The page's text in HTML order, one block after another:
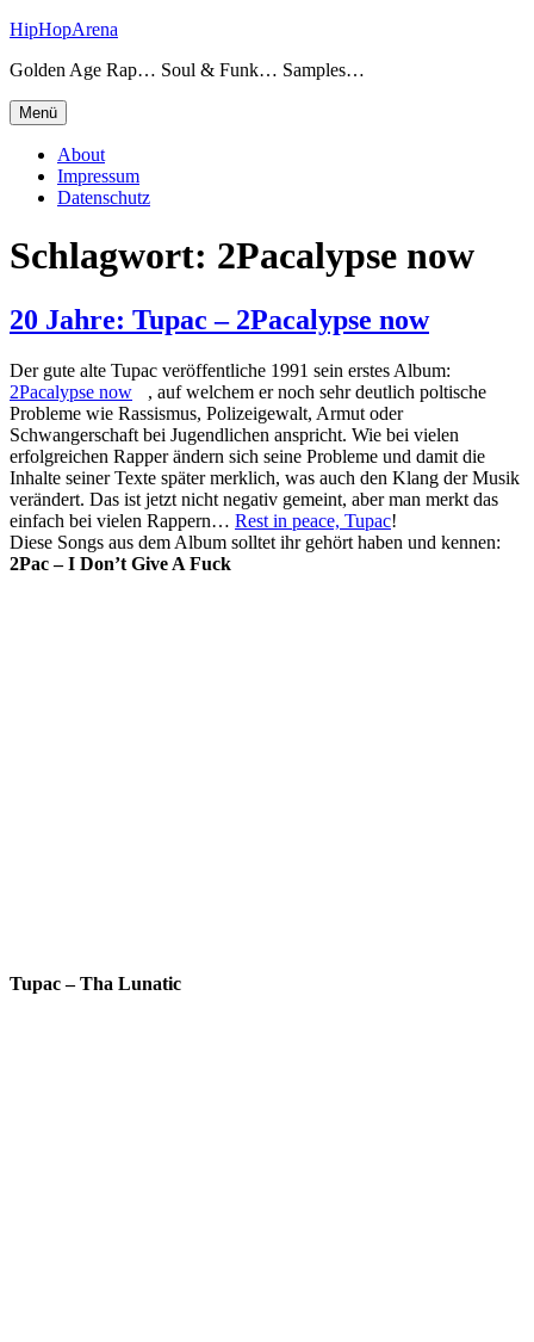
Zum
springen
HipHopArena
Golden Age Rap… Soul & Funk… Samples…
Menü
About
Impressum
Datenschutz
Schlagwort: 2Pacalypse now
20 Jahre: Tupac – 2Pacalypse now
Der gute alte Tupac veröffentliche 1991 sein erstes Album:
2Pacalypse now
, auf welchem er noch sehr deutlich poltische
Probleme wie Rassismus, Polizeigewalt, Armut oder
Schwangerschaft bei Jugendlichen anspricht. Wie bei vielen
erfolgreichen Rapper ändern sich seine Probleme und damit die
Inhalte seiner Texte später merklich, was auch den Klang der Musik
verändert. Das ist jetzt nicht negativ gemeint, aber man merkt das
einfach bei vielen Rappern… Rest in peace, Tupac!
Diese Songs aus dem Album solltet ihr gehört haben und kennen:
2Pac – I Don’t Give A Fuck
Tupac – Tha Lunatic